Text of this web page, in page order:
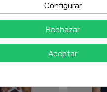
que adquirieron este
-50%
Configurar
Rechazar
Aceptar